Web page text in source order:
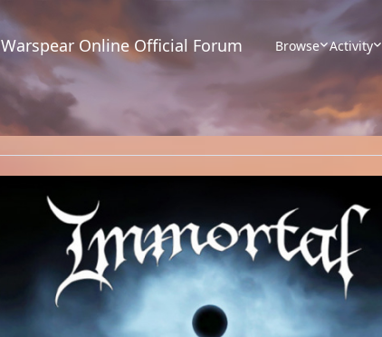
Warspear Online Official Forum Browse Activity